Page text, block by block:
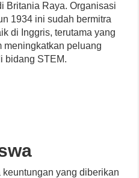
Britania Raya. Organisasi
1934 ini sudah bermitra
di Inggris, terutama yang
meningkatkan peluang
bidang STEM.
yang diberikan